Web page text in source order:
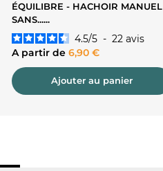
ÉQUILIBRE - HACHOIR MANUEL
SANS......
4.5/5 - 22 avis
Prix
A partir de 6,90 €
Ajouter au panier